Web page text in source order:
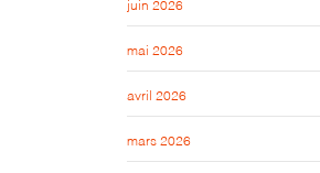
juin 2026
mai 2026
avril 2026
mars 2026